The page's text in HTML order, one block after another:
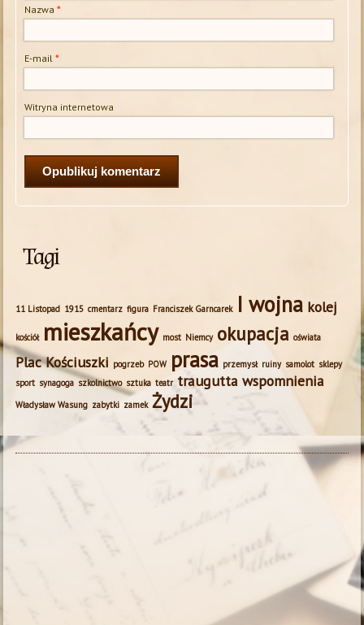
Nazwa*
E-mail*
Witryna internetowa
Tagi
11 Listopad 1915 cmentarz figura Franciszek Garncarek I wojna kolej
kościół mieszkańcy most Niemcy okupacja oświata
Plac Kościuszki pogrzeb POW prasa przemysł ruiny samolot sklepy
sport synagoga szkolnictwo sztuka teatr traugutta wspomnienia
Władysław Wasung zabytki zamek Żydzi